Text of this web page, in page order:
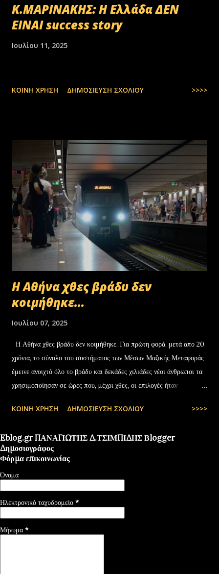
Κ.ΜΑΡΙΝΑΚΗΣ: Η Ελλάδα ΔΕΝ
ΕΙΝΑΙ success story
Ιουλίου 11, 2025
ΚΟΙΝΉ ΧΡΉΣΗ ΔΗΜΟΣΊΕΥΣΗ ΣΧΟΛΊΟΥ >>>>
Η Αθήνα χθες βράδυ δεν
κοιμήθηκε...
Ιουλίου 07, 2025
Η Αθήνα χθες βράδυ δεν κοιμήθηκε. Για πρώτη φορά, μετά απο 20
χρόνια, το σύνολο του συστήματος των Μέσων Μαζικής Μεταφοράς
έμεινε ανοιχτό όλο το βράδυ και δεκάδες χιλιάδες νέοι άνθρωποι τα
χρησιμοποίησαν σε ώρες που, μέχρι χθες, οι επιλογές ήταν
2025
ΚΟΙΝΉ ΧΡΉΣΗ ΔΗΜΟΣΊΕΥΣΗ ΣΧΟΛΊΟΥ >>>>
Eblog.gr ΠΑΝΑΓΙΩΤΗΣ Δ.ΤΣΙΜΠΙΔΗΣ Βlogger
Δημοσιογράφος
Φόρμα επικοινωνίας
Όνομα
Ηλεκτρονικό ταχυδρομείο *
Μήνυμα *